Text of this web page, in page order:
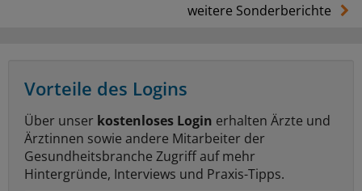
weitere Sonderberichte
Vorteile des Logins
Über unser kostenloses Login erhalten Ärzte und
Ärztinnen sowie andere Mitarbeiter der
Gesundheitsbranche Zugriff auf mehr
Hintergründe, Interviews und Praxis-Tipps.